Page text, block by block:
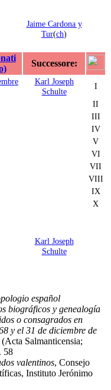
Jaime Cardona y
Tur(ch)
Successore:
Karl Joseph
Schulte
I
II
III
IV
V
VI
VII
VIII
IX
X
Karl Joseph
Schulte
español
biográficos y genealogía
o consagrados en
y el 31 de diciembre de
Salmanticensia;
. 58
valentinos, Consejo
Instituto Jerónimo